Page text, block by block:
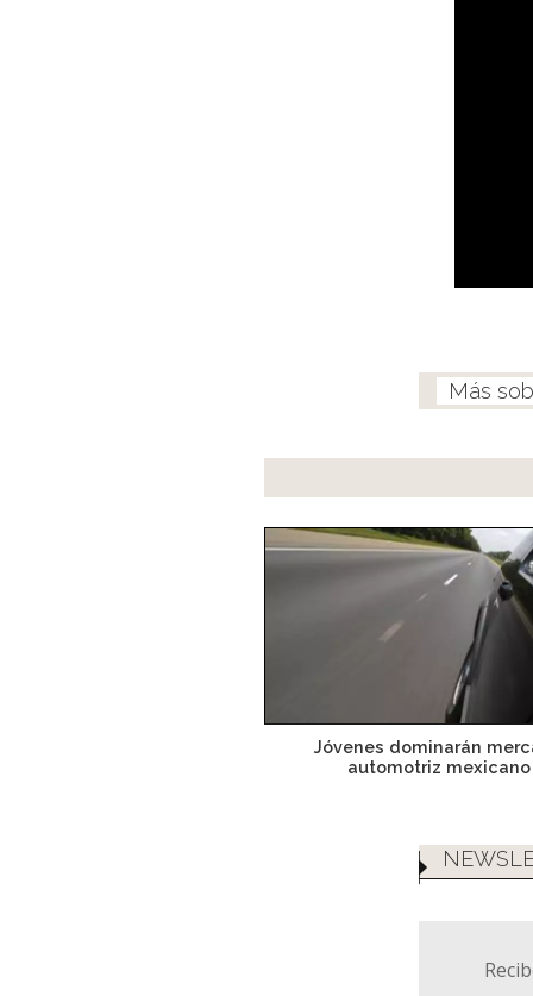
Jóvenes dominarán
automotriz mexicano